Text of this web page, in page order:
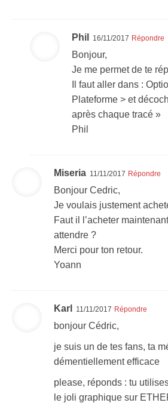
Phil 16/11/2017 Répondre
Bonjour,
Je me permet de te
Il faut aller dans :
Plateforme > et
après chaque tracé »
Phil
Miseria 11/11/2017 Répondre
Bonjour Cedric,
Je voulais justement
Faut il l’acheter
attendre ?
Merci pour ton retour.
Yoann
Karl 11/11/2017 Répondre
bonjour Cédric,
je suis un de tes fans, ta
démentiellement efficace
please, réponds : tu
le joli graphique sur